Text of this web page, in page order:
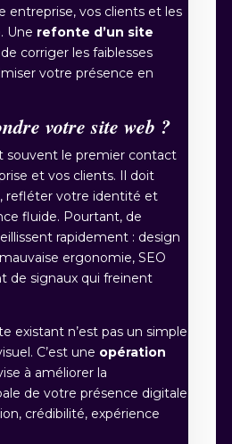
entreprise, vos clients et les
Une refonte d’un site
corriger les faiblesses
votre présence en
votre site web ?
souvent le premier contact
et vos clients. Il doit
refléter votre identité et
fluide. Pourtant, de
rapidement : design
ergonomie, SEO
de signaux qui freinent
existant n’est pas un simple
C’est une opération
à améliorer la
de votre présence digitale
crédibilité, expérience